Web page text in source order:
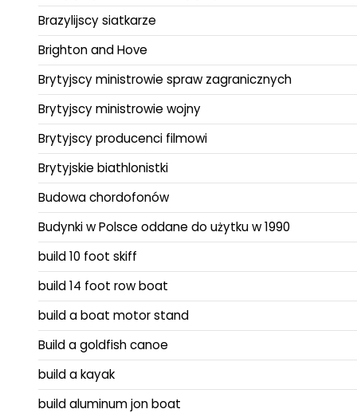
Brazylijscy siatkarze
Brighton and Hove
Brytyjscy ministrowie spraw zagranicznych
Brytyjscy ministrowie wojny
Brytyjscy producenci filmowi
Brytyjskie biathlonistki
Budowa chordofonów
Budynki w Polsce oddane do użytku w 1990
build 10 foot skiff
build 14 foot row boat
build a boat motor stand
Build a goldfish canoe
build a kayak
build aluminum jon boat